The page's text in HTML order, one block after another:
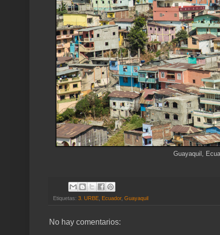
Guayaquil,
Etiquetas: 3. URBE Ecuador, Guayaquil
No hay comentarios: